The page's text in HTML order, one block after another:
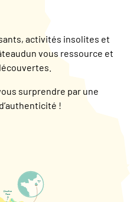
activités insolites et
vous ressource et
surprendre par une
!